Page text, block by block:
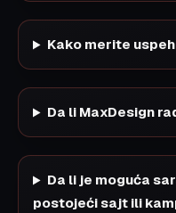
Kako merite
Da li MaxDesign
Da li je moguća
postojeći sajt ili